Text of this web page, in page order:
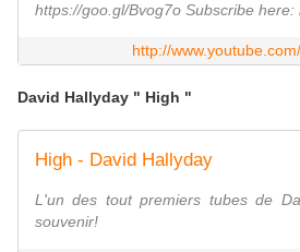
https://goo.gl/Bvog7o Subscribe here:
http://
David Hallyday " High "
High - David Hallyday
L'un des tout premiers tubes de
souvenir!